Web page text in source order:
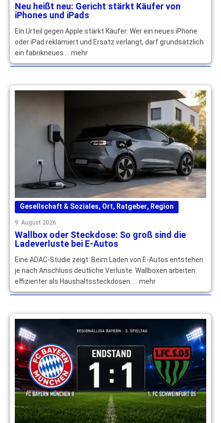
Neu heißt neu: Gericht stärkt Käufer von
iPhones und iPads
Ein Urteil gegen Apple stärkt Käufer: Wer ein neues iPhone
oder iPad reklamiert und Ersatz verlangt, darf grundsätzlich
ein fabrikneues … mehr
Gesellschaft & Soziales, Ort, Ratgeber, Region
9. August 2026
Wallbox oder Steckdose: So groß sind die
Ladeverluste bei E-Autos
Eine ADAC-Studie zeigt: Beim Laden von E-Autos entstehen
je nach Anschluss deutliche Verluste. Wallboxen arbeiten
effizienter als Haushaltssteckdosen. … mehr